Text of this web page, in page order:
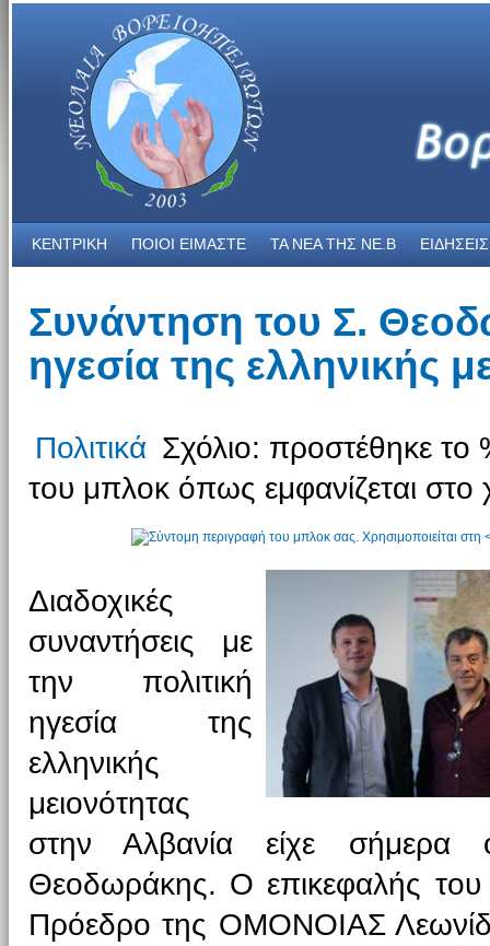
ΚΕΝΤΡΙΚΗ ΠΟΙΟΙ ΕΙΜΑΣΤΕ ΤΑ ΝΕΑ THΣ NE.B ΕΙΔΗΣΕΙΣ
Συνάντηση του Σ.
ηγεσία της ελληνικής
Πολιτικά Σχόλιο: προστέθηκε
του μπλοκ όπως εμφανίζεται στο
Διαδοχικές
συναντήσεις με
την πολιτική
ηγεσία της
ελληνικής
μειονότητας
στην Αλβανία είχε σήμερα
Θεοδωράκης. Ο επικεφαλής
Πρόεδρο της ΟΜΟΝΟΙΑΣ